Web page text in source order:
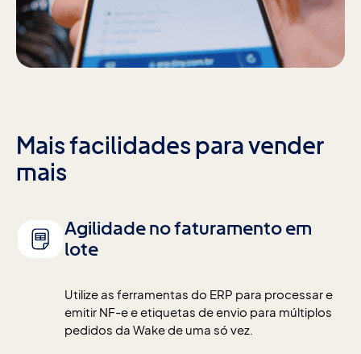
Mais facilidades para vender
mais
Agilidade no faturamento em
lote
Utilize as ferramentas do ERP para processar e
emitir NF-e e etiquetas de envio para múltiplos
pedidos da Wake de uma só vez.